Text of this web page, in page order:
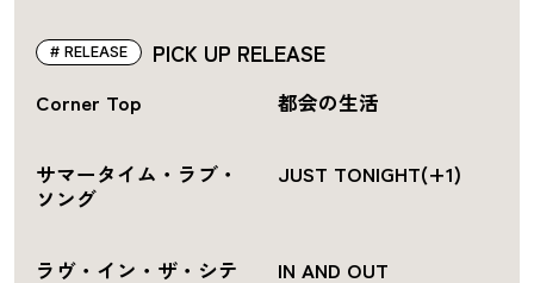
PICK UP RELEASE
RELEASE
Corner Top 都会の生活
サマータイム・ラブ・
ソング
JUST TONIGHT(+1)
ラヴ・イン・ザ・シテ
IN AND OUT